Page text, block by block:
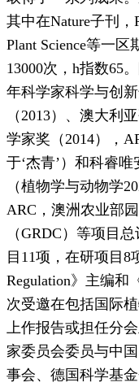
其中在Nature子刊，
Plant Science等一
13000次，h指数65
年科学家科学与创
（2013）、澳大利
学家奖（2014），
于‘杰青’）和科睿
（植物学与动物学
ARC，澳洲农业部
（GRDC）等项目
目11项，在研项目8
Regulation》主编和
次受邀在包括国际
上作报告或担任分
家委员会委员与中
事会、德国科学基